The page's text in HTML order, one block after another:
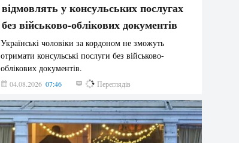
відмовлять у консульських послугах
без військово-облікових документів
Українські чоловіки за кордоном не зможуть
отримати консульські послуги без військово-
облікових документів.
04.08.2026 07:46 137 Переглядів